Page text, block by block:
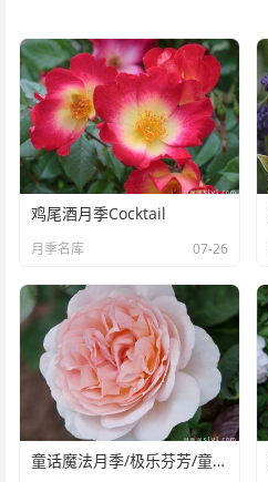
鸡尾酒月季Cocktail
月季名库 07-26
童话魔法月季/极乐芬芳/童话神奇/布利斯香水Fairytal